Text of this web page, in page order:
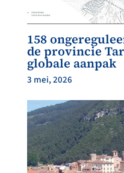
158
de provincie
globale aanpak
3 mei, 2026